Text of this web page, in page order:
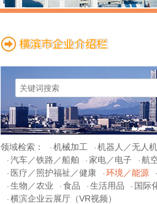
领域检索： · 机械加工 · 机器人／无人机
· 汽车／铁路／船舶 · 家电／电子 · 航
· 医疗／照护福祉／健康 · 环境／能源
·
· 生物／农业 · 食品 · 生活用品 · 国际
· 横滨企业云展厅（VR视频）